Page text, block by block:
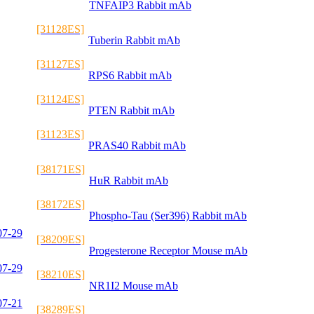
29
29
21
TNFAIP3 Rabbit mAb
[31128ES]
Tuberin Rabbit mAb
[31127ES]
RPS6 Rabbit mAb
[31124ES]
PTEN Rabbit mAb
[31123ES]
PRAS40 Rabbit mAb
[38171ES]
HuR Rabbit mAb
[38172ES]
Phospho-Tau (Ser396) Rabbit mAb
[38209ES]
Progesterone Receptor Mouse mAb
[38210ES]
NR1I2 Mouse mAb
[38289ES]